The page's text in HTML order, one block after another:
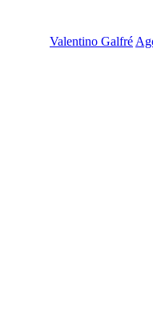
Valentino Galfré